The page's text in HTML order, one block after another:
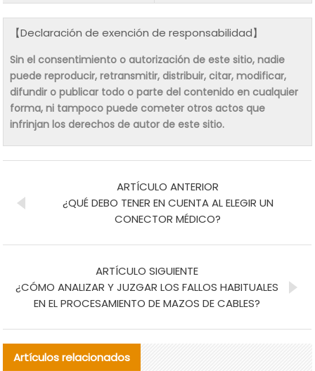
【Declaración de exención de responsabilidad】
Sin el consentimiento o autorización de este sitio, nadie
puede reproducir, retransmitir, distribuir, citar, modificar,
difundir o publicar todo o parte del contenido en cualquier
forma, ni tampoco puede cometer otros actos que
infrinjan los derechos de autor de este sitio.
ARTÍCULO ANTERIOR
¿QUÉ DEBO TENER EN CUENTA AL ELEGIR UN
CONECTOR MÉDICO?
ARTÍCULO SIGUIENTE
¿CÓMO ANALIZAR Y JUZGAR LOS FALLOS HABITUALES
EN EL PROCESAMIENTO DE MAZOS DE CABLES?
Artículos relacionados